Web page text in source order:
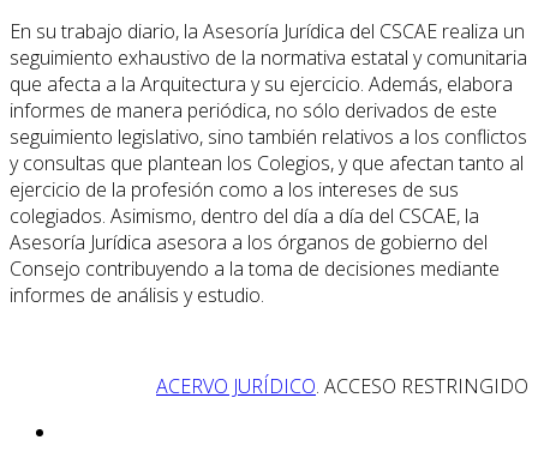
En su trabajo diario, la Asesoría Jurídica del CSCAE realiza un
seguimiento exhaustivo de la normativa estatal y comunitaria
que afecta a la Arquitectura y su ejercicio. Además, elabora
informes de manera periódica, no sólo derivados de este
seguimiento legislativo, sino también relativos a los conflictos
y consultas que plantean los Colegios, y que afectan tanto al
ejercicio de la profesión como a los intereses de sus
colegiados. Asimismo, dentro del día a día del CSCAE, la
Asesoría Jurídica asesora a los órganos de gobierno del
Consejo contribuyendo a la toma de decisiones mediante
informes de análisis y estudio.
ACERVO JURÍDICO. ACCESO RESTRINGIDO